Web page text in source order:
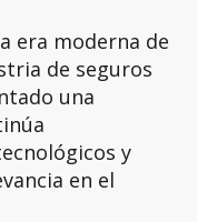
era moderna de
de seguros
una
y
en el